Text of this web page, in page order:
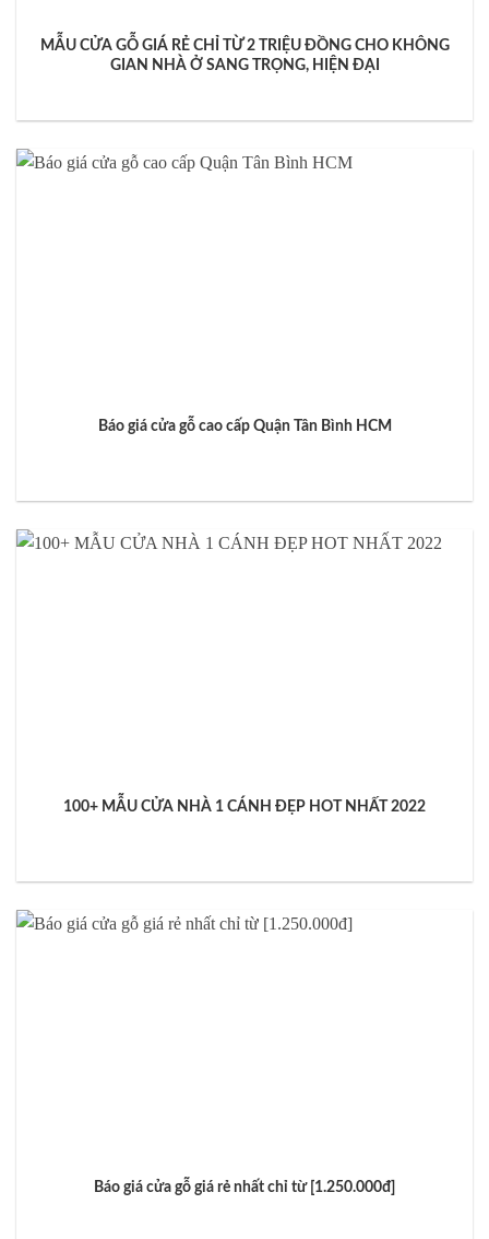
MẪU CỬA GỖ GIÁ RẺ CHỈ TỪ 2 TRIỆU ĐỒNG CHO KHÔNG
GIAN NHÀ Ở SANG TRỌNG, HIỆN ĐẠI
Báo giá cửa gỗ cao cấp Quận Tân Bình HCM
100+ MẪU CỬA NHÀ 1 CÁNH ĐẸP HOT NHẤT 2022
Báo giá cửa gỗ giá rẻ nhất chỉ từ [1.250.000đ]